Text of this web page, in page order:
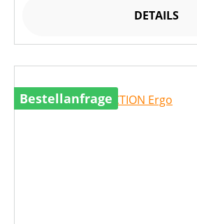
DETAILS
Bestellanfrage